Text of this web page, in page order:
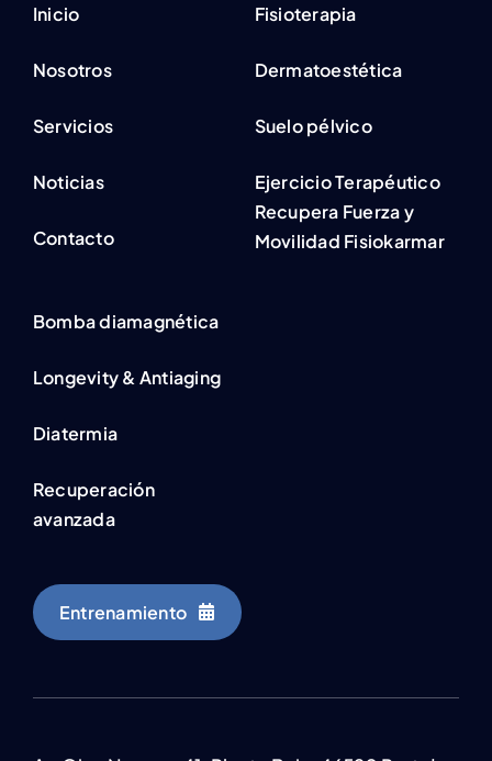
Inicio
Nosotros
Servicios
Noticias
Contacto
Fisioterapia
Dermatoestética
Suelo pélvico
Ejercicio Terapéutico
Recupera Fuerza y
Movilidad Fisiokarmar
Bomba diamagnética
Longevity & Antiaging
Diatermia
Recuperación
avanzada
Entrenamiento